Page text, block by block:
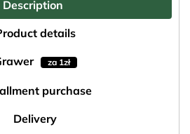
Description
details
za 1zł
purchase
Delivery